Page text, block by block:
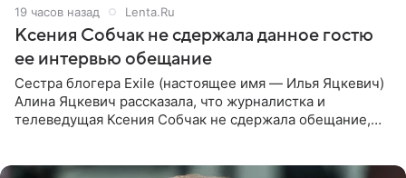
19 часов назад Lenta.Ru
Ксения Собчак не сдержала данное гостю
ее интервью обещание
Сестра блогера Exile (настоящее имя — Илья Яцкевич)
Алина Яцкевич рассказала, что журналистка и
телеведущая Ксения Собчак не сдержала обещание,